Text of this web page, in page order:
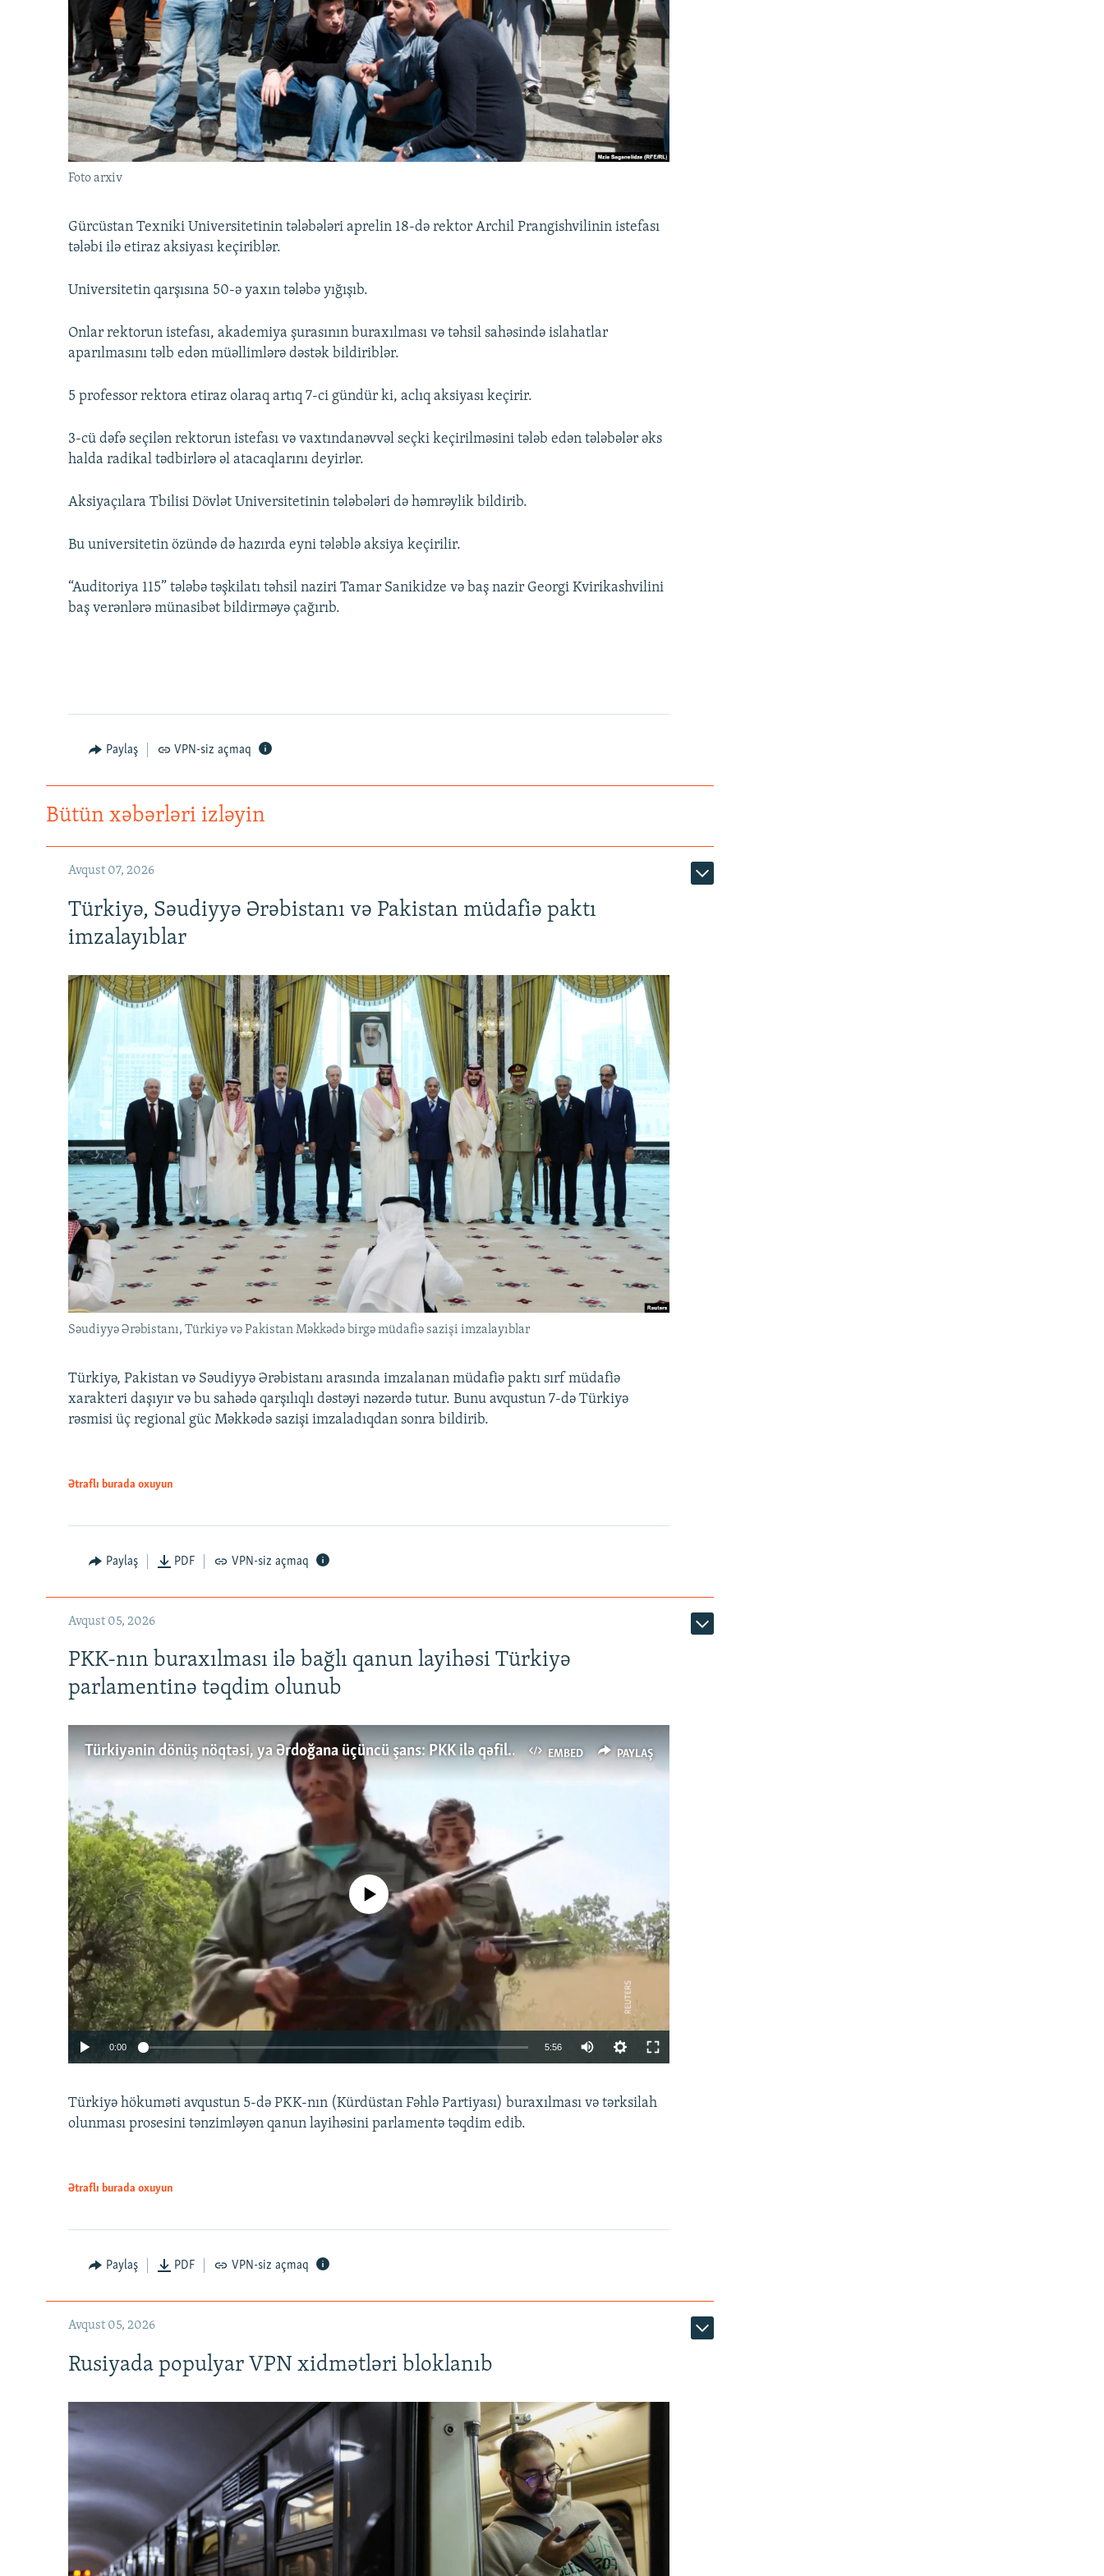
KARIKATURA
İSLAM VƏ DEMOKRATIYA
İZ - MƏDƏNIYYƏT PROQRAMI
PEŞƏ ETIKASI VƏ JURNALISTIKA
STANDARTLARIMIZ
MATERIALLARIMIZDAN ISTIFADƏ
AZADLIQRADIOSU MOBIL TELEFONUNUZDA
BIZIMLƏ ƏLAQƏ
Foto arxiv
Gürcüstan Texniki Universitetinin tələbələri aprelin 18-də rektor Archil Prangishvilinin istefası
tələbi ilə etiraz aksiyası keçiriblər.
Universitetin qarşısına 50-ə yaxın tələbə yığışıb.
Onlar rektorun istefası, akademiya şurasının buraxılması və təhsil sahəsində islahatlar
aparılmasını təlb edən müəllimlərə dəstək bildiriblər.
5 professor rektora etiraz olaraq artıq 7-ci gündür ki, aclıq aksiyası keçirir.
3-cü dəfə seçilən rektorun istefası və vaxtındanəvvəl seçki keçirilməsini tələb edən tələbələr əks
halda radikal tədbirlərə əl atacaqlarını deyirlər.
Aksiyaçılara Tbilisi Dövlət Universitetinin tələbələri də həmrəylik bildirib.
Bu universitetin özündə də hazırda eyni tələblə aksiya keçirilir.
“Auditoriya 115” tələbə təşkilatı təhsil naziri Tamar Sanikidze və baş nazir Georgi Kvirikashvilini
baş verənlərə münasibət bildirməyə çağırıb.
Paylaş VPN-siz açmaq
Bütün xəbərləri izləyin
Avqust 07, 2026
Türkiyə, Səudiyyə Ərəbistanı və Pakistan müdafiə paktı
imzalayıblar
Səudiyyə Ərəbistanı, Türkiyə və Pakistan Məkkədə birgə müdafiə sazişi imzalayıblar
Türkiyə, Pakistan və Səudiyyə Ərəbistanı arasında imzalanan müdafiə paktı sırf müdafiə
xarakteri daşıyır və bu sahədə qarşılıqlı dəstəyi nəzərdə tutur. Bunu avqustun 7-də Türkiyə
rəsmisi üç regional güc Məkkədə sazişi imzaladıqdan sonra bildirib.
Ətraflı burada oxuyun
Paylaş PDF VPN-siz açmaq
Avqust 05, 2026
PKK-nın buraxılması ilə bağlı qanun layihəsi Türkiyə
parlamentinə təqdim olunub
EMBED PAYLAŞ
Türkiyənin dönüş nöqtəsi, ya Ərdoğana üçüncü şans: PKK ilə qəfil barışıq nə deməkdir?
EMBED PAYLAŞ
No media source currently available
0:00 5:56
360p
Türkiyə hökuməti avqustun 5-də PKK-nın (Kürdüstan Fəhlə Partiyası) buraxılması və tərksilah
olunması prosesini tənzimləyən qanun layihəsini parlamentə təqdim edib.
Ətraflı burada oxuyun
Paylaş PDF VPN-siz açmaq
Avqust 05, 2026
Rusiyada populyar VPN xidmətləri bloklanıb